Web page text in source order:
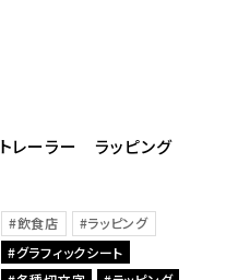
トレーラー ラッピング
飲食店
ラッピング
グラフィックシート